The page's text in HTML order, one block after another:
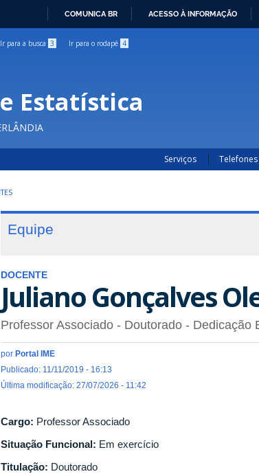
COMUNICA BR ACESSO À INFORMAÇÃO
Ir para a busca 3 Ir para o rodapé 4
Estatística
Serviços Telefones
Equipe
DOCENTE
Juliano Gonçalves
Professor Associado - Doutorado - Dedicação
por Portal IME
Publicado: 11/11/2019 - 16:13
Última modificação: 27/07/2026 - 11:42
Cargo: Professor Associado
Situação Funcional: Em exercício
Titulação: Doutorado